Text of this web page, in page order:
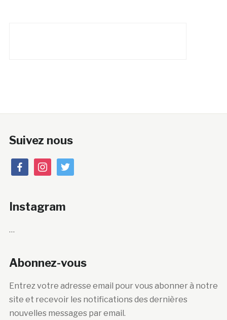
Suivez nous
facebookinstagramtwitter
Instagram
…
Abonnez-vous
Entrez votre adresse email pour vous abonner à notre
site et recevoir les notifications des dernières
nouvelles messages par email.